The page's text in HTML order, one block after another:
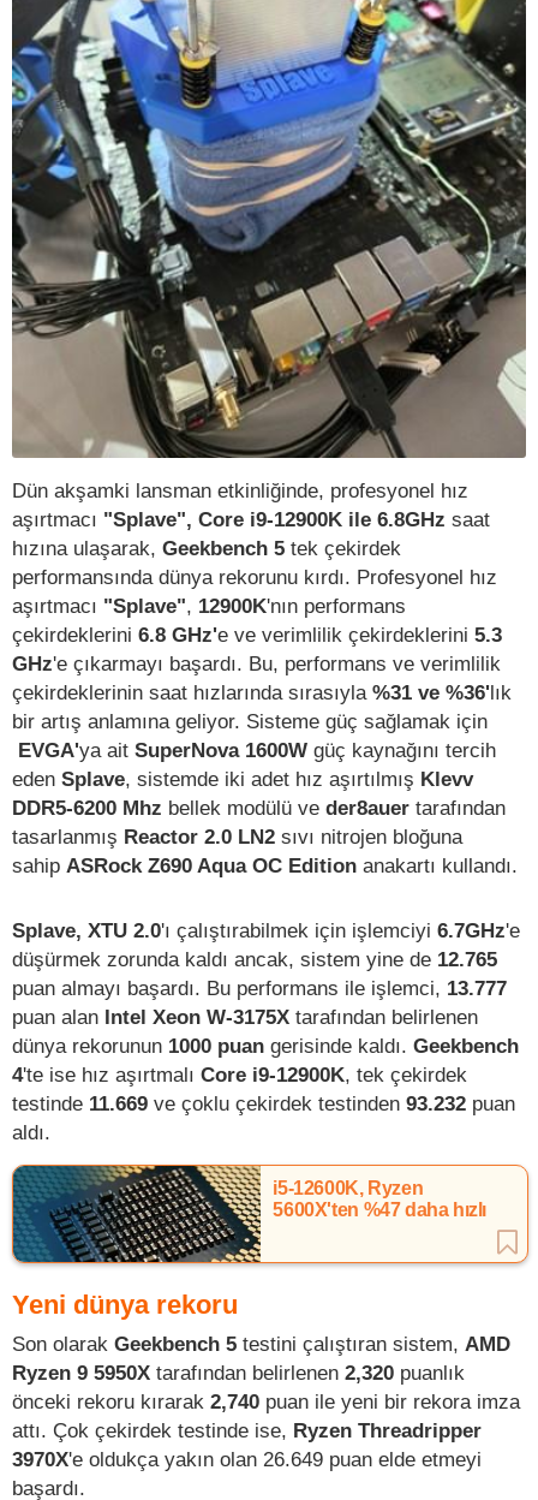
Dün akşamki lansman etkinliğinde, profesyonel hız
aşırtmacı "Splave", Core i9-12900K ile 6.8GHz saat
hızına ulaşarak, Geekbench 5 tek çekirdek
performansında dünya rekorunu kırdı. Profesyonel hız
aşırtmacı "Splave", 12900K'nın performans
çekirdeklerini 6.8 GHz'e ve verimlilik çekirdeklerini 5.3
GHz'e çıkarmayı başardı. Bu, performans ve verimlilik
çekirdeklerinin saat hızlarında sırasıyla %31 ve %36'lık
bir artış anlamına geliyor. Sisteme güç sağlamak için
EVGA'ya ait SuperNova 1600W güç kaynağını tercih
eden Splave, sistemde iki adet hız aşırtılmış Klevv
DDR5-6200 Mhz bellek modülü ve der8auer tarafından
tasarlanmış Reactor 2.0 LN2 sıvı nitrojen bloğuna
sahip ASRock Z690 Aqua OC Edition anakartı kullandı.
Splave, XTU 2.0'ı çalıştırabilmek için işlemciyi 6.7GHz'e
düşürmek zorunda kaldı ancak, sistem yine de 12.765
puan almayı başardı. Bu performans ile işlemci, 13.777
puan alan Intel Xeon W-3175X tarafından belirlenen
dünya rekorunun 1000 puan gerisinde kaldı. Geekbench
4'te ise hız aşırtmalı Core i9-12900K, tek çekirdek
testinde 11.669 ve çoklu çekirdek testinden 93.232 puan
aldı.
i5-12600K, Ryzen
5600X'ten %47 daha hızlı
Yeni dünya rekoru
Son olarak Geekbench 5 testini çalıştıran sistem, AMD
Ryzen 9 5950X tarafından belirlenen 2,320 puanlık
önceki rekoru kırarak 2,740 puan ile yeni bir rekora imza
attı. Çok çekirdek testinde ise, Ryzen Threadripper
3970X'e oldukça yakın olan 26.649 puan elde etmeyi
başardı.